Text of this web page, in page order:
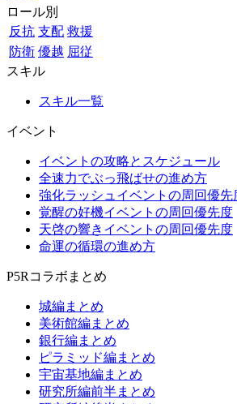
ロール別
反抗 支配 救援
防衛 優越 屈従
スキル
スキル一覧
イベント
イベントの攻略とスケジュール
全速力でぶっ飛ばせの進め方
強化ラッシュイベントの周回優先
覚醒の好機イベントの周回優先度
天啓の響きイベントの周回優先度
命運の循環の進め方
P5Rコラボまとめ
城編まとめ
美術館編まとめ
銀行編まとめ
ピラミッド編まとめ
宇宙基地編まとめ
研究所編前半まとめ